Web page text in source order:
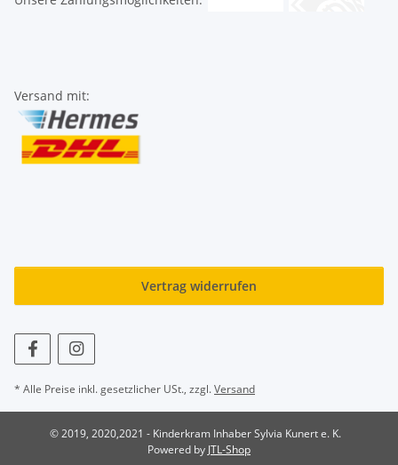
Versand mit:
Vertrag widerrufen
* Alle Preise inkl. gesetzlicher USt., zzgl.Versand
© 2019, 2020,2021 - Kinderkram Inhaber Sylvia Kunert e. K.
Powered by JTL-Shop